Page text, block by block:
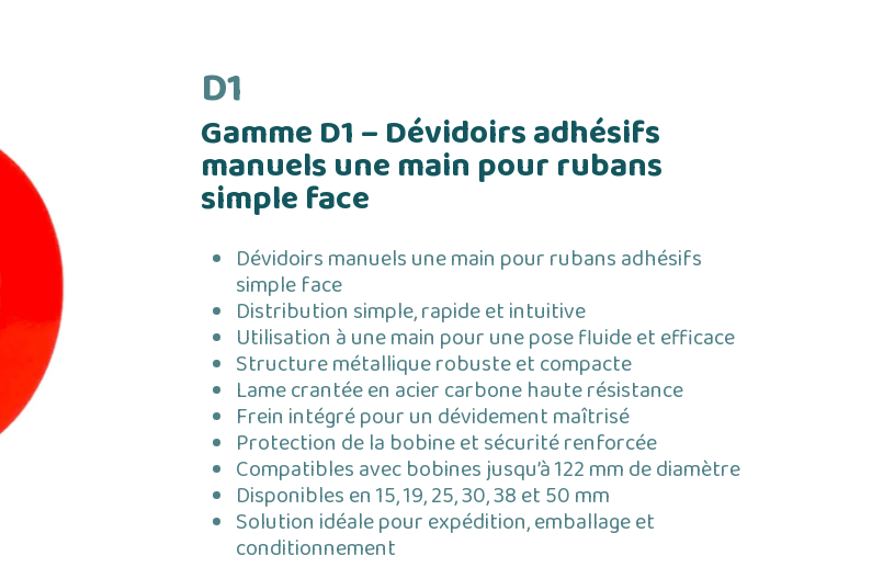
D1
Gamme D1 – Dévidoirs adhésifs
manuels une main pour rubans
simple face
Dévidoirs manuels une main pour rubans adhésifs
simple face
Distribution simple, rapide et intuitive
Utilisation à une main pour une pose fluide et efficace
Structure métallique robuste et compacte
Lame crantée en acier carbone haute résistance
Frein intégré pour un dévidement maîtrisé
Protection de la bobine et sécurité renforcée
Compatibles avec bobines jusqu’à 122 mm de diamètre
Disponibles en 15, 19, 25, 30, 38 et 50 mm
Solution idéale pour expédition, emballage et
conditionnement